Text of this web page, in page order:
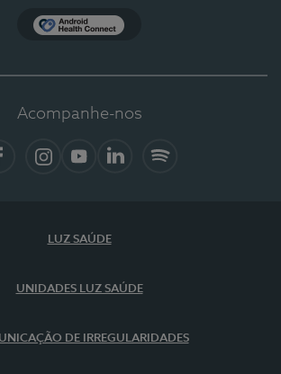
Acompanhe-nos
LUZ SAÚDE
UNIDADES LUZ SAÚDE
DE IRREGULARIDADES